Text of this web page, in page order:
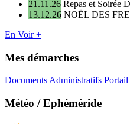
21.11.26 Repas et Soirée
13.12.26 NOËL DES
En Voir +
Mes démarches
Documents Administratifs
Météo / Ephéméride